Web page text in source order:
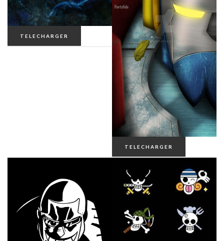
TELECHARGER
TELECHARGER